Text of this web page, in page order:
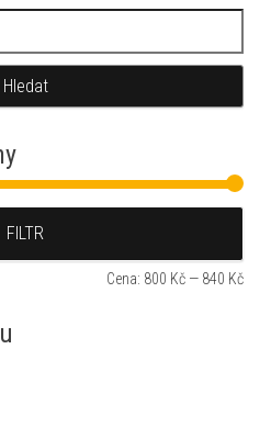
FILTR
Cena: 800 Kč — 840 Kč